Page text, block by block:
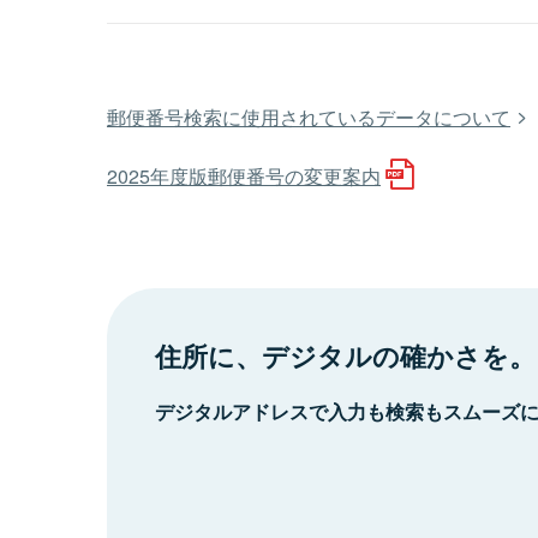
郵便番号検索に使用されているデータについて
2025年度版郵便番号の変更案内
住所に、デジタルの確かさを。
デジタルアドレスで入力も検索もスムーズ